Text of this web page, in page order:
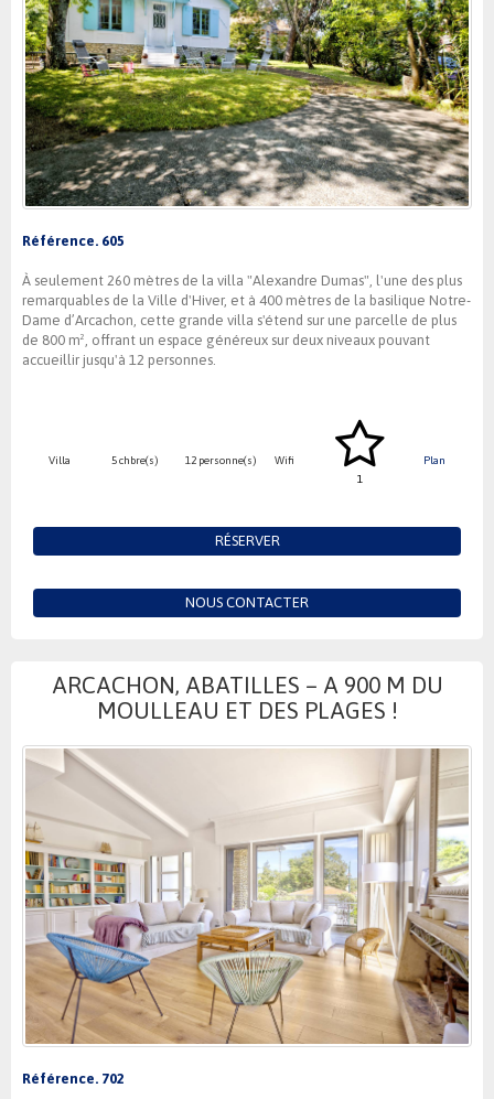
Référence. 605
À seulement 260 mètres de la villa "Alexandre Dumas", l'une des plus
remarquables de la Ville d'Hiver, et à 400 mètres de la basilique Notre-
Dame d’Arcachon, cette grande villa s'étend sur une parcelle de plus
de 800 m², offrant un espace généreux sur deux niveaux pouvant
accueillir jusqu'à 12 personnes.
Villa 5 chbre(s) 12 personne(s)
Wifi
1
Plan
RÉSERVER
NOUS CONTACTER
ARCACHON, ABATILLES – A 900 M DU
MOULLEAU ET DES PLAGES !
Référence. 702